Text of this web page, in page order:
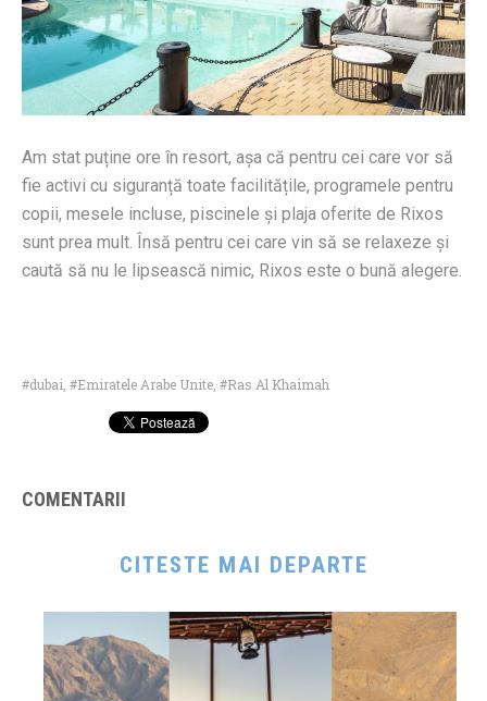
Am stat puține ore în resort, așa că pentru cei care vor să
fie activi cu siguranță toate facilitățile, programele pentru
copii, mesele incluse, piscinele și plaja oferite de Rixos
sunt prea mult. Însă pentru cei care vin să se relaxeze și
caută să nu le lipsească nimic, Rixos este o bună alegere.
dubai Emiratele Arabe Unite Ras Al Khaimah
COMENTARII
CITESTE MAI DEPARTE